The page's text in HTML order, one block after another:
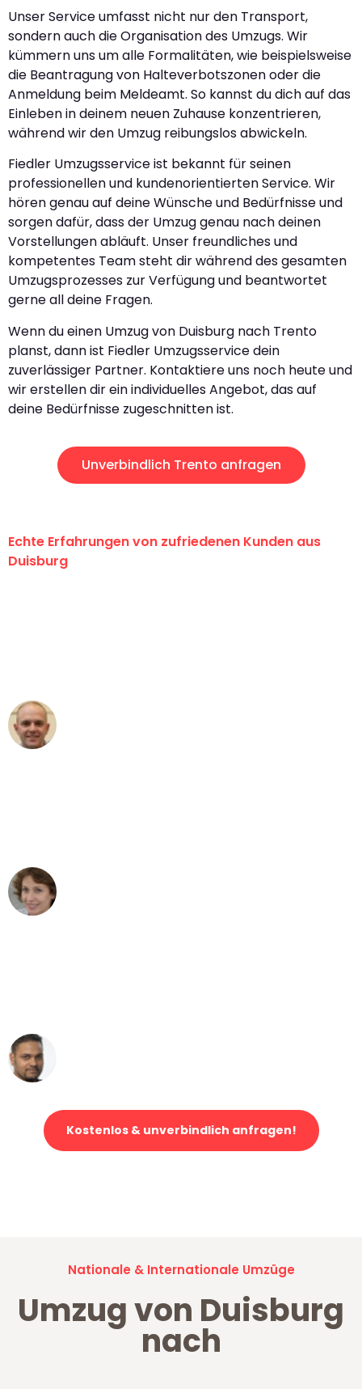
Unser Service umfasst nicht nur den Transport,
sondern auch die Organisation des Umzugs. Wir
kümmern uns um alle Formalitäten, wie beispielsweise
die Beantragung von Halteverbotszonen oder die
Anmeldung beim Meldeamt. So kannst du dich auf das
Einleben in deinem neuen Zuhause konzentrieren,
während wir den Umzug reibungslos abwickeln.
Fiedler Umzugsservice ist bekannt für seinen
professionellen und kundenorientierten Service. Wir
hören genau auf deine Wünsche und Bedürfnisse und
sorgen dafür, dass der Umzug genau nach deinen
Vorstellungen abläuft. Unser freundliches und
kompetentes Team steht dir während des gesamten
Umzugsprozesses zur Verfügung und beantwortet
gerne all deine Fragen.
Wenn du einen Umzug von Duisburg nach Trento
planst, dann ist Fiedler Umzugsservice dein
zuverlässiger Partner. Kontaktiere uns noch heute und
wir erstellen dir ein individuelles Angebot, das auf
deine Bedürfnisse zugeschnitten ist.
Unverbindlich Trento anfragen
Echte Erfahrungen von zufriedenen Kunden aus
Duisburg
Kostenlos & unverbindlich anfragen!
Nationale & Internationale Umzüge
Umzug von Duisburg
nach